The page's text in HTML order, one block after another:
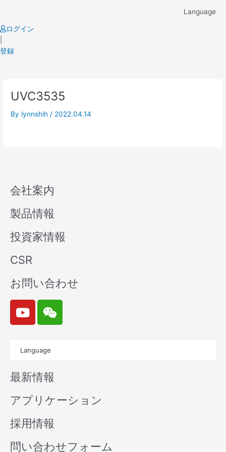
content
Language
ログイン
登録
UVC3535
By lynnshih / 2022.04.14
会社案内
製品情報
投資家情報
CSR
お問い合わせ
Y
o
u
b
e
W
e
i
n
Language
最新情報
アプリケーション
採用情報
問い合わせフォーム